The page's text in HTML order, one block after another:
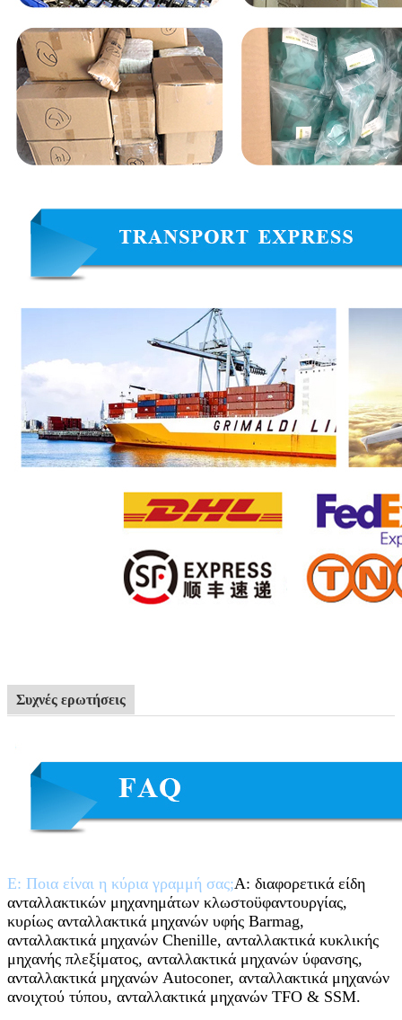
Συχνές ερωτήσεις
Ε: Ποια είναι η κύρια γραμμή σας;Α: διαφορετικά είδη
ανταλλακτικών μηχανημάτων κλωστοϋφαντουργίας,
κυρίως ανταλλακτικά μηχανών υφής Barmag,
ανταλλακτικά μηχανών Chenille, ανταλλακτικά κυκλικής
μηχανής πλεξίματος, ανταλλακτικά μηχανών ύφανσης,
ανταλλακτικά μηχανών Autoconer, ανταλλακτικά μηχανών
ανοιχτού τύπου, ανταλλακτικά μηχανών TFO & SSM.